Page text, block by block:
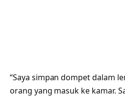
“Saya simpan dompet dalam
orang yang masuk ke kamar.